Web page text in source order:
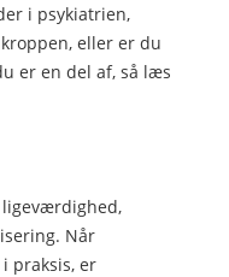
i psykiatrien,
eller er du
er en del af, så læs
ligeværdighed,
Når
praksis, er